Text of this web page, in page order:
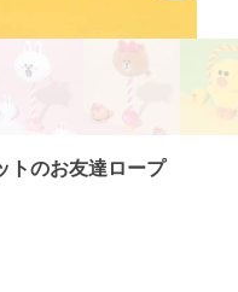
トのお友達ロープ